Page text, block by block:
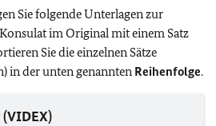
Sie folgende Unterlagen zur
im Original mit einem Satz
Sie die einzelnen Sätze
in der unten genannten Reihenfolge.